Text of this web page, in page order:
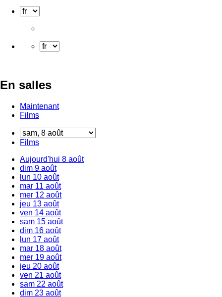
En salles
Maintenant
Films
Films
Aujourd'hui 8 août
dim 9 août
lun 10 août
mar 11 août
mer 12 août
jeu 13 août
ven 14 août
sam 15 août
dim 16 août
lun 17 août
mar 18 août
mer 19 août
jeu 20 août
ven 21 août
sam 22 août
dim 23 août